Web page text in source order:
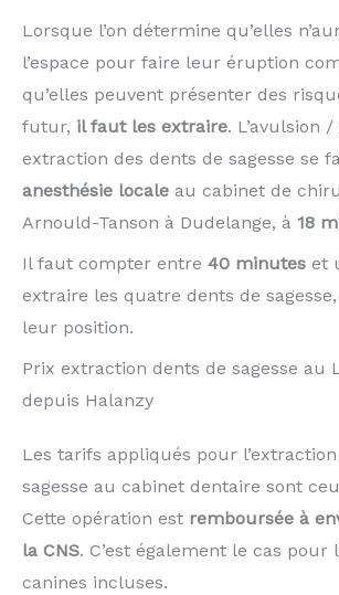
Lorsque l’on détermine qu’elles
l’espace pour faire leur éruption
qu’elles peuvent présenter des
futur, il faut les extraire. L’avulsion
extraction des dents de sagesse se
anesthésie locale au cabinet de
Arnould-Tanson à Dudelange, à 18
Il faut compter entre 40 minutes et
extraire les quatre dents de
leur position.
Prix extraction dents de sagesse au
depuis Halanzy
Les tarifs appliqués pour
sagesse au cabinet dentaire sont
Cette opération est remboursée à
la CNS. C’est également le cas pour
canines incluses.